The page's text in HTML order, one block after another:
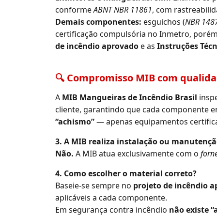
conformeABNT NBR 11861, com
Demais componentes: esguichos (NBR
certificação compulsória no Inmetro,
de incêndio aprovadoe as Instruções
🔍 Compromisso MIB com
A MIB Mangueiras de Incêndio Brasil
cliente, garantindo que cada componente
“achismo”— apenas equipamentos
3. A MIB realiza instalação ou
Não. A MIB atua exclusivamente com o
4. Como escolher o material correto?
Baseie-se sempre no projeto de incêndio
aplicáveis a cada componente.
Em segurança contra incêndio não existe